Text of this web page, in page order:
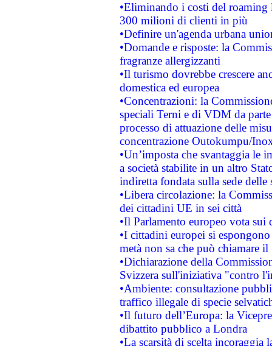
•Eliminando i costi del roaming
300 milioni di clienti in più
•Definire un'agenda urbana
•Domande e risposte: la
fragranze allergizzanti
•Il turismo dovrebbe crescere
domestica ed europea
•Concentrazioni: la
speciali Terni e di VDM da
processo di attuazione delle
concentrazione Outokumpu/
•Un’imposta che svantaggia le
a società stabilite in un altro
indiretta fondata sulla sede delle
•Libera circolazione: la
dei cittadini UE in sei città
•Il Parlamento europeo vota sui
•I cittadini europei si
metà non sa che può chiamare
•Dichiarazione della
Svizzera sull'iniziativa "contro
•Ambiente: consultazione
traffico illegale di specie
•Il futuro dell’Europa: la
dibattito pubblico a Londra
•La scarsità di scelta